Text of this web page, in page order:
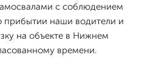
с соблюдением
прибытии наши водители и
на объекте в Нижнем
времени.